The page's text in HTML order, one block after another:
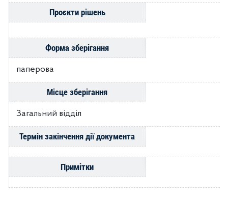
Проєкти рішень
Форма зберігання
паперова
Місце зберігання
Загальний відділ
Термін закінчення дії документа
Примітки